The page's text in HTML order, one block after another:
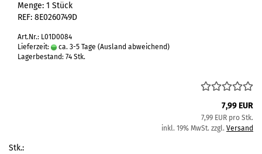
Menge: 1 Stück
REF: 8E0260749D
Art.Nr.: L01D0084
Lieferzeit:
ca. 3-5 Tage (Ausland abweichend)
Lagerbestand: 74 Stk.
7,99 EUR
7,99 EUR pro Stk.
inkl. 19% MwSt. zzgl. Versand
Stk.: